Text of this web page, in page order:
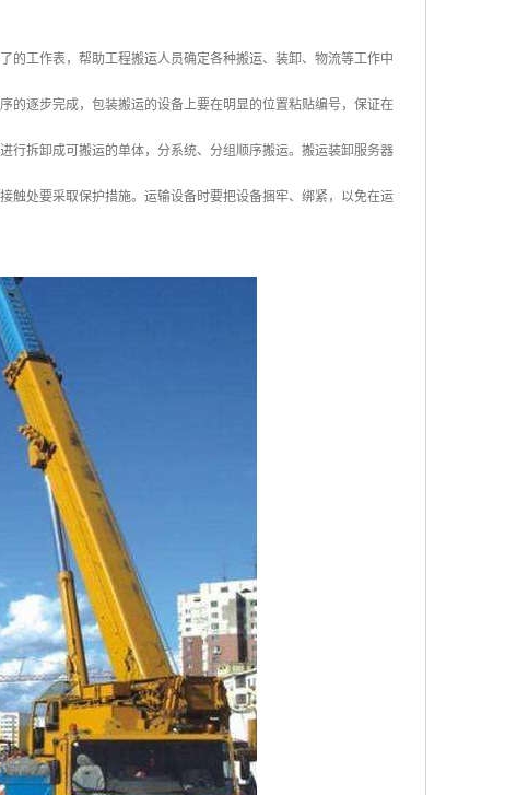
的工作表，帮助工程搬运人员确定各种搬运、装卸、物流等工作中
的逐步完成，包装搬运的设备上要在明显的位置粘贴编号，保证在
行拆卸成可搬运的单体，分系统、分组顺序搬运。搬运装卸服务器
触处要采取保护措施。运输设备时要把设备捆牢、绑紧，以免在运